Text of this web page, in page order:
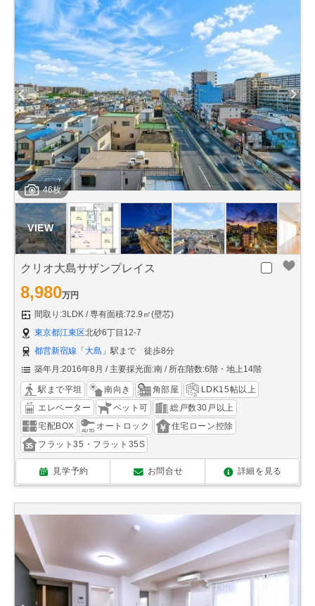
46枚
クリオ大島サザンプレイス
8,980万円
間取り:3LDK
専有面積:72.9㎡(壁芯)
東京都江東区北砂6丁目12-7
都営新宿線 「大島 」駅まで 徒歩8分
築年月:2016年8月
主要採光面:南 所在階数:6階・地上14階
駅まで平坦 南向き 角部屋
LDK15帖以上
エレベーター
ペット可
総戸数30戸以上
宅配BOX
オートロック
住宅ローン控除
フラット35・フラット35S
見学予約 お問合せ 詳細を見る